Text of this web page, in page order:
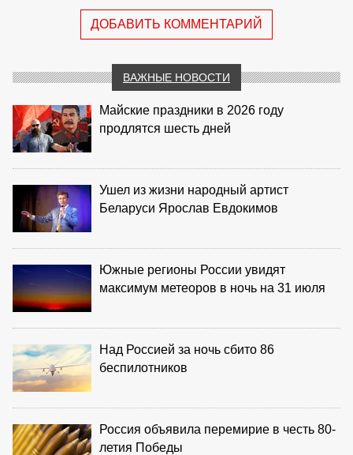
ДОБАВИТЬ КОММЕНТАРИЙ
ВАЖНЫЕ НОВОСТИ
Майские праздники в 2026 году
продлятся шесть дней
Ушел из жизни народный артист
Беларуси Ярослав Евдокимов
Южные регионы России увидят
максимум метеоров в ночь на 31 июля
Над Россией за ночь сбито 86
беспилотников
Россия объявила перемирие в честь 80-
летия Победы